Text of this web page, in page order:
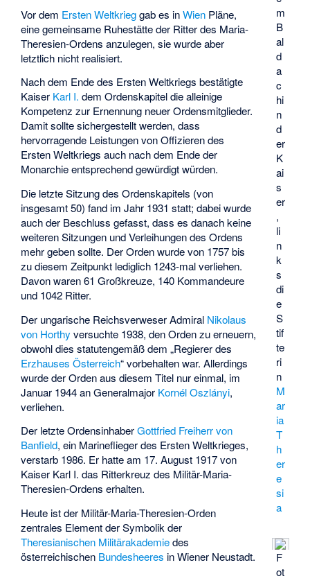
m
B
al
d
a
c
hi
n
d
er
K
ai
s
er
,
li
n
k
s
di
e
S
tif
te
ri
n
M
ar
ia
T
h
er
e
si
a
F
ot
Vor dem Ersten Weltkrieggab es inWien Pläne,
eine gemeinsame Ruhestätte der Ritter des Maria-
Theresien-Ordens anzulegen, sie wurde aber
letztlich nicht realisiert.
Nach dem Ende des Ersten Weltkriegs bestätigte
Kaiser Karl I. dem Ordenskapitel die alleinige
Kompetenz zur Ernennung neuer Ordensmitglieder.
Damit sollte sichergestellt werden, dass
hervorragende Leistungen von Offizieren des
Ersten Weltkriegs auch nach dem Ende der
Monarchie entsprechend gewürdigt würden.
Die letzte Sitzung des Ordenskapitels (von
insgesamt 50) fand im Jahr 1931 statt; dabei wurde
auch der Beschluss gefasst, dass es danach keine
weiteren Sitzungen und Verleihungen des Ordens
mehr geben sollte. Der Orden wurde von 1757 bis
zu diesem Zeitpunkt lediglich 1243-mal verliehen.
Davon waren 61 Großkreuze, 140 Kommandeure
und 1042 Ritter.
Der ungarische Reichsverweser Admiral Nikolaus
von Horthy versuchte 1938, den Orden zu erneuern,
obwohl dies statutengemäß dem „Regierer des
Erzhauses Österreich“ vorbehalten war. Allerdings
wurde der Orden aus diesem Titel nur einmal, im
Januar 1944 an Generalmajor Kornél Oszlányi,
verliehen.
Der letzte OrdensinhaberGottfried Freiherr von
Banfield, ein Marineflieger des Ersten Weltkrieges,
verstarb 1986. Er hatte am 17. August 1917 von
Kaiser Karl I. das Ritterkreuz des Militär-Maria-
Theresien-Ordens erhalten.
Heute ist der Militär-Maria-Theresien-Orden
zentrales Element der Symbolik der
Theresianischen Militärakademiedes
österreichischen Bundesheeres in Wiener Neustadt.